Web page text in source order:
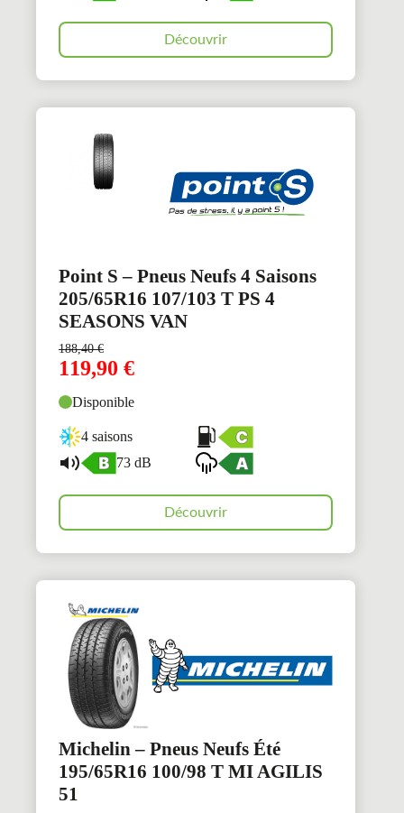
Découvrir
Point S – Pneus Neufs 4 Saisons
205/65R16 107/103 T PS 4
SEASONS VAN
188,40€
119,90 €
Disponible
4 saisons
73 dB
Découvrir
Michelin – Pneus Neufs Été
195/65R16 100/98 T MI AGILIS
51